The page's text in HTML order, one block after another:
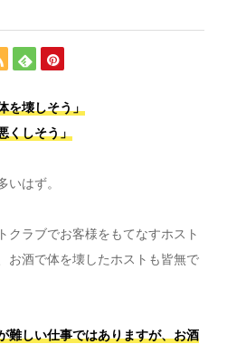
を壊しそう」
くしそう」
はず。
クラブでお客様をもてなすホスト
お酒で体を壊したホストも皆無で
難しい仕事ではありますが、お酒